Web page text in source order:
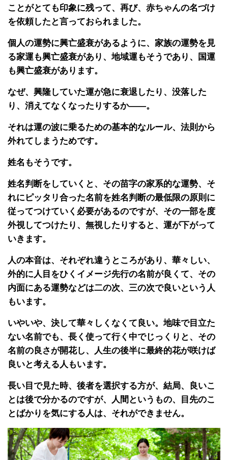
ことがとても印象に残って、再び、赤ちゃんの名づけ
を依頼したと言っておられました。
個人の運勢に興亡盛衰があるように、家族の運勢を見
る家運も興亡盛衰があり、地域運もそうであり、国運
も興亡盛衰があります。
なぜ、興隆していた運が急に衰退したり、没落した
り、消えてなくなったりするか――。
それは運の波に乗るための基本的なルール、法則から
外れてしまうためです。
姓名もそうです。
姓名判断をしていくと、その苗字の家系的な運勢、そ
れにピッタリ合った名前を姓名判断の最低限の原則に
従ってつけていく必要があるのですが、その一部を度
外視してつけたり、無視したりすると、運が下がって
いきます。
人の本音は、それぞれ違うところがあり、華々しい、
外的に人目をひくイメージ先行の名前が良くて、その
内面にある運勢などは二の次、三の次で良いという人
もいます。
いやいや、決して華々しくなくて良い。地味で目立た
ない名前でも、長く使って行く中でじっくりと、その
名前の良さが開花し、人生の後半に最終的花が咲けば
良いと考える人もいます。
長い目で見た時、後者を選択する方が、結局、良いこ
とは後で分かるのですが、人間というもの、目先のこ
とばかりを気にする人は、それができません。